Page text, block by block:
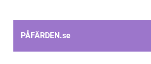
PÅFÄRDEN.se